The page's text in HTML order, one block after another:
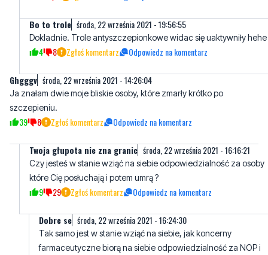
Ghgggv środa, 22 września 2021 - 14:26:04
Ja znałam dwie moje bliskie osoby, które zmarły krótko po
39 8 Zgłoś komentarz Odpowiedz na komentarz
Twoja głupota nie zna granic
Czy jesteś w stanie wziąć na siebie odpowiedzialność za osoby
9 29 Zgłoś komentarz Odpowiedz na komentarz
Dobre se środa, 22 września 2021 - 16:24:30
Tak samo jest w stanie wziąć na siebie, jak koncerny
zgony po szczepieniu. Po za tym szczepiene przeciwko
19 jest dobrowolne i to ty podpisujesz, że bierzesz udział w
eksperymencie medycznym na własną odpowiedzialność.